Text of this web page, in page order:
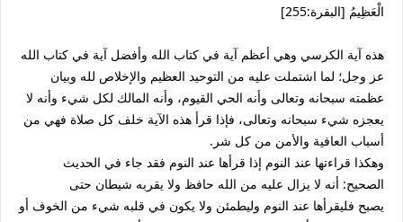
الْعَظِيمُ [البقرة:255]
هذه آية الكرسي وهي أعظم آية في كتاب الله وأفضل آية في كتاب الله
عز وجل؛ لما اشتملت عليه من التوحيد العظيم والإخلاص لله وبيان
عظمته سبحانه وتعالى وأنه الحي القيوم، وأنه المالك لكل شيء وأنه لا
يعجزه شيء سبحانه وتعالى، فإذا قرأ هذه الآية خلف كل صلاة فهي من
أسباب العافية والأمن من كل شر.
وهكذا قراءتها عند النوم إذا قرأها عند النوم فقد جاء في الحديث
الصحيح: أنه لا يزال عليه من الله حافظ ولا يقربه شيطان حتى
يصبح فليقرأها عند النوم وليطمئن ولا يكون في قلبه شيء من الخوف أو